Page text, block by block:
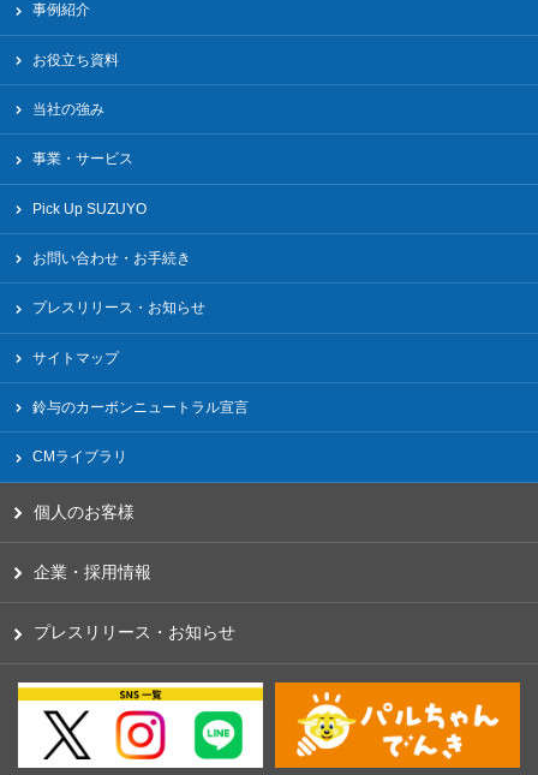
事例紹介
お役立ち資料
当社の強み
事業・サービス
Pick Up SUZUYO
お問い合わせ・お手続き
プレスリリース・お知らせ
サイトマップ
鈴与のカーボンニュートラル宣言
CMライブラリ
個人のお客様
企業・採用情報
プレスリリース・お知らせ